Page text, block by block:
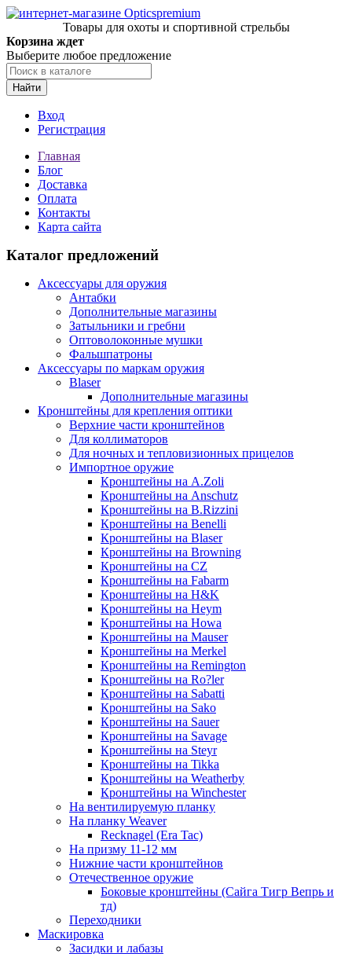
Товары для охоты и спортивной стрельбы
Корзина ждет
Выберите любое предложение
Найти
Вход
Регистрация
Главная
Блог
Доставка
Оплата
Контакты
Карта сайта
Каталог предложений
Аксессуары для оружия
Антабки
Дополнительные магазины
Затыльники и гребни
Оптоволоконные мушки
Фальшпатроны
Аксессуары по маркам оружия
Blaser
Дополнительные магазины
Кронштейны для крепления оптики
Верхние части кронштейнов
Для коллиматоров
Для ночных и тепловизионных прицелов
Импортное оружие
Кронштейны на A.Zoli
Кронштейны на Anschutz
Кронштейны на B.Rizzini
Кронштейны на Benelli
Кронштейны на Blaser
Кронштейны на Browning
Кронштейны на CZ
Кронштейны на Fabarm
Кронштейны на H&K
Кронштейны на Heym
Кронштейны на Howa
Кронштейны на Mauser
Кронштейны на Merkel
Кронштейны на Remington
Кронштейны на Ro?ler
Кронштейны на Sabatti
Кронштейны на Sako
Кронштейны на Sauer
Кронштейны на Savage
Кронштейны на Steyr
Кронштейны на Tikka
Кронштейны на Weatherby
Кронштейны на Winchester
На вентилируемую планку
На планку Weaver
Recknagel (Era Tac)
На призму 11-12 мм
Нижние части кронштейнов
Отечественное оружие
Боковые кронштейны (Сайга Тигр Вепрь и
тд)
Переходники
Маскировка
Засидки и лабазы